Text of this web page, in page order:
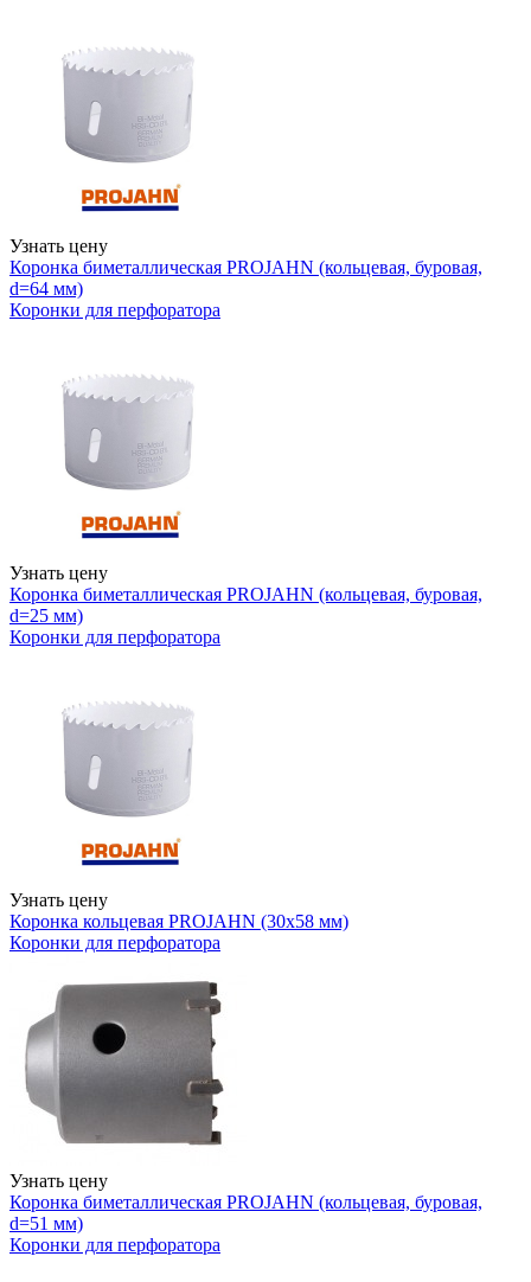
Узнать цену
Коронка биметаллическая PROJAHN (кольцевая, буровая,
d=64 мм)
Коронки для перфоратора
Узнать цену
Коронка биметаллическая PROJAHN (кольцевая, буровая,
d=25 мм)
Коронки для перфоратора
Узнать цену
Коронка кольцевая PROJAHN (30x58 мм)
Коронки для перфоратора
Узнать цену
Коронка биметаллическая PROJAHN (кольцевая, буровая,
d=51 мм)
Коронки для перфоратора